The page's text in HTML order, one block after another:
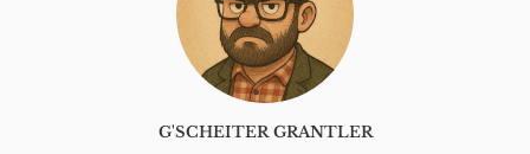
G'SCHEITER GRANTLER